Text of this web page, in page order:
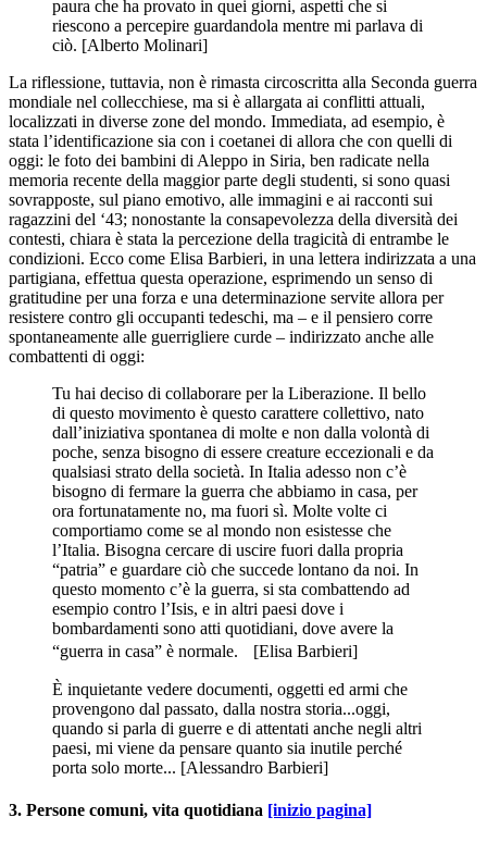
paura che ha provato in quei giorni, aspetti che si
riescono a percepire guardandola mentre mi parlava di
ciò. [Alberto Molinari]
La riflessione, tuttavia, non è rimasta circoscritta alla Seconda guerra
mondiale nel collecchiese, ma si è allargata ai conflitti attuali,
localizzati in diverse zone del mondo. Immediata, ad esempio, è
stata l’identificazione sia con i coetanei di allora che con quelli di
oggi: le foto dei bambini di Aleppo in Siria, ben radicate nella
memoria recente della maggior parte degli studenti, si sono quasi
sovrapposte, sul piano emotivo, alle immagini e ai racconti sui
ragazzini del ‘43; nonostante la consapevolezza della diversità dei
contesti, chiara è stata la percezione della tragicità di entrambe le
condizioni. Ecco come Elisa Barbieri, in una lettera indirizzata a una
partigiana, effettua questa operazione, esprimendo un senso di
gratitudine per una forza e una determinazione servite allora per
resistere contro gli occupanti tedeschi, ma – e il pensiero corre
spontaneamente alle guerrigliere curde – indirizzato anche alle
combattenti di oggi:
Tu hai deciso di collaborare per la Liberazione. Il bello
di questo movimento è questo carattere collettivo, nato
dall’iniziativa spontanea di molte e non dalla volontà di
poche, senza bisogno di essere creature eccezionali e da
qualsiasi strato della società. In Italia adesso non c’è
bisogno di fermare la guerra che abbiamo in casa, per
ora fortunatamente no, ma fuori sì. Molte volte ci
comportiamo come se al mondo non esistesse che
l’Italia. Bisogna cercare di uscire fuori dalla propria
“patria” e guardare ciò che succede lontano da noi. In
questo momento c’è la guerra, si sta combattendo ad
esempio contro l’Isis, e in altri paesi dove i
bombardamenti sono atti quotidiani, dove avere la
“guerra in casa” è normale. [Elisa Barbieri]
È inquietante vedere documenti, oggetti ed armi che
provengono dal passato, dalla nostra storia...oggi,
quando si parla di guerre e di attentati anche negli altri
paesi, mi viene da pensare quanto sia inutile perché
porta solo morte... [Alessandro Barbieri]
3. Persone comuni, vita quotidiana [inizio pagina]